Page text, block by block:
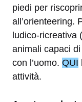
piedi per
all’orienteering.
ludico-ricreativa
animali capaci
con l’uomo. QUI
attività.